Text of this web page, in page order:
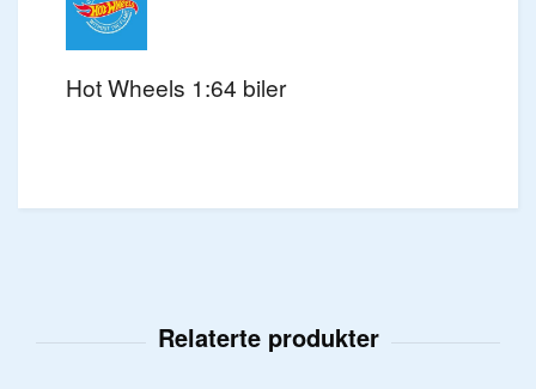
Hot Wheels 1:64 biler